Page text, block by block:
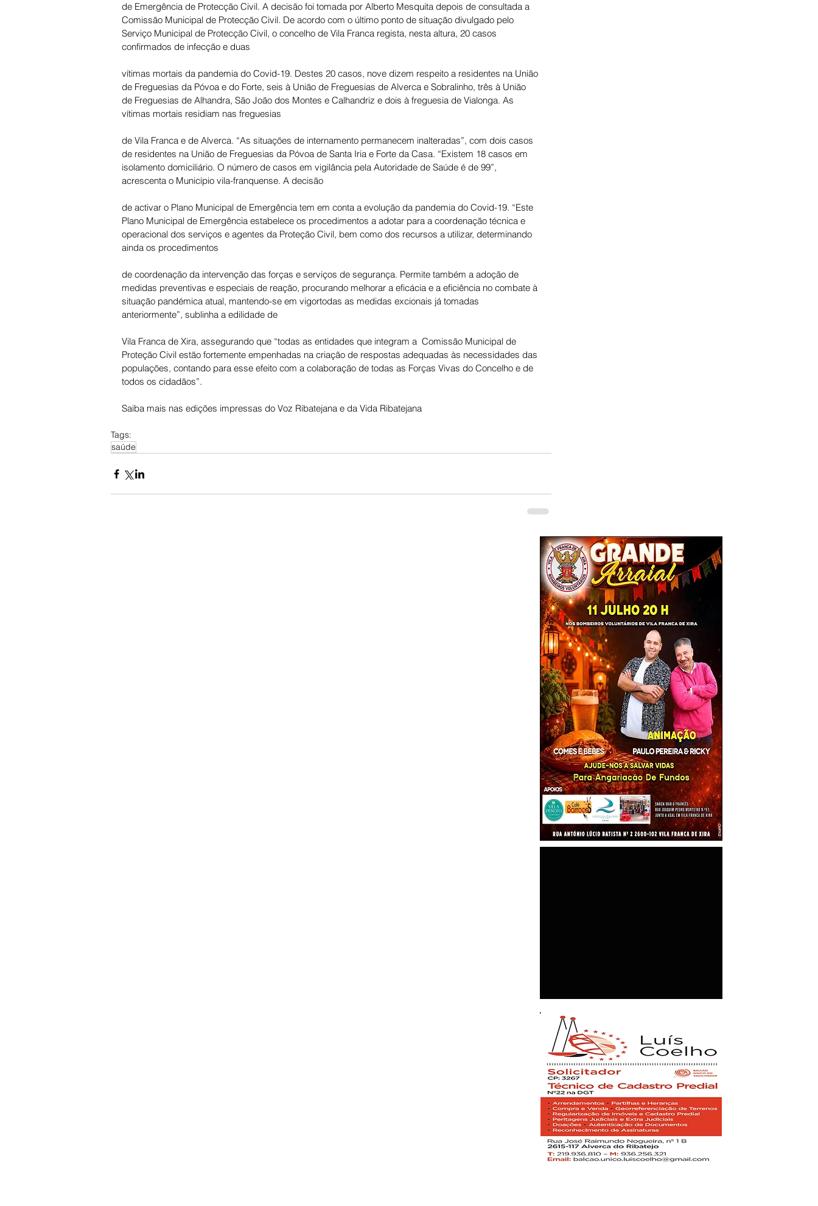
de Emergência de Protecção Civil. A decisão foi tomada por Alberto Mesquita depois de consultada a
Comissão Municipal de Protecção Civil. De acordo com o último ponto de situação divulgado pelo
Serviço Municipal de Protecção Civil, o concelho de Vila Franca regista, nesta altura, 20 casos
confirmados de infecção e duas
vítimas mortais da pandemia do Covid-19. Destes 20 casos, nove dizem respeito a residentes na União
de Freguesias da Póvoa e do Forte, seis à União de Freguesias de Alverca e Sobralinho, três à União
de Freguesias de Alhandra, São João dos Montes e Calhandriz e dois à freguesia de Vialonga. As
vítimas mortais residiam nas freguesias
de Vila Franca e de Alverca. “As situações de internamento permanecem inalteradas”, com dois casos
de residentes na União de Freguesias da Póvoa de Santa Iria e Forte da Casa. “Existem 18 casos em
isolamento domiciliário. O número de casos em vigilância pela Autoridade de Saúde é de 99”,
acrescenta o Município vila-franquense. A decisão
de activar o Plano Municipal de Emergência tem em conta a evolução da pandemia do Covid-19. “Este
Plano Municipal de Emergência estabelece os procedimentos a adotar para a coordenação técnica e
operacional dos serviços e agentes da Proteção Civil, bem como dos recursos a utilizar, determinando
ainda os procedimentos
de coordenação da intervenção das forças e serviços de segurança. Permite também a adoção de
medidas preventivas e especiais de reação, procurando melhorar a eficácia e a eficiência no combate à
situação pandémica atual, mantendo-se em vigortodas as medidas excionais já tomadas
anteriormente”, sublinha a edilidade de
Vila Franca de Xira, assegurando que “todas as entidades que integram a  Comissão Municipal de
Proteção Civil estão fortemente empenhadas na criação de respostas adequadas às necessidades das
populações, contando para esse efeito com a colaboração de todas as Forças Vivas do Concelho e de
todos os cidadãos”.
Saiba mais nas edições impressas do Voz Ribatejana e da Vida Ribatejana
Tags:
saúde